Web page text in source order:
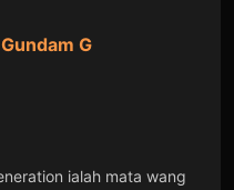
G
ialah mata wang